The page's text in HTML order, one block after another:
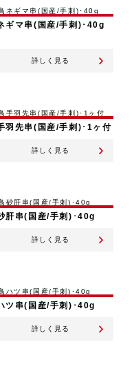
ギマ串(国産/手刺)･40g
詳しく見る
羽先串(国産/手刺)･1ヶ付
詳しく見る
肝串(国産/手刺)･40g
詳しく見る
ツ串(国産/手刺)･40g
詳しく見る